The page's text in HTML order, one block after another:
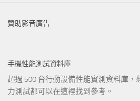
贊助影音廣告
手機性能測試資料庫
超過 500 台行動設備性能實測資料庫，
力測試都可以在這裡找到參考。